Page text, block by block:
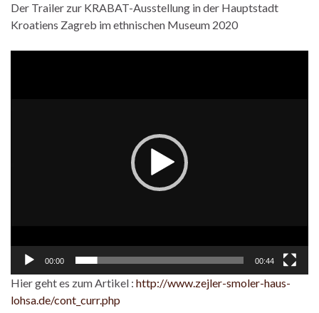
Der Trailer zur KRABAT-Ausstellung in der Hauptstadt
Kroatiens Zagreb im ethnischen Museum 2020
00:00 00:44
Hier geht es zum Artikel : http://www.zejler-smoler-haus-
lohsa.de/cont_curr.php